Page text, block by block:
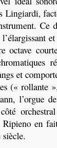
Lingiardi,
Ce
octave
et
(«
l’orgue
en